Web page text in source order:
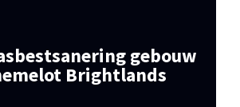
gebouw
Brightlands